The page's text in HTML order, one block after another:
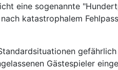
eine sogenannte
katastrophalem
Gästespieler